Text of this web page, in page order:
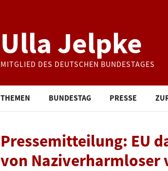
Ulla Jelpke
MITGLIED DES DEUTSCHEN BUNDESTAGES
THEMEN BUNDESTAG PRESSE
Pressemitteilung: EU
von Naziverharmloser